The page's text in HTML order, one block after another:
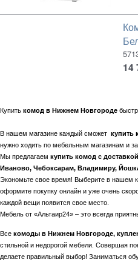
14
Купить комод в Нижнем Новгороде
В нашем магазине каждый сможет купить
нужно ходить по мебельным магазинам и
Мы предлагаем купить комод с
Иваново, Чебоксарам, Владимиру,
Экономьте свое время! Выберите в нашем
оформите покупку онлайн и уже очень
каждой вещи появится свое место.
Мебель от «Альтаир24» – это всегда
Все комоды в Нижнем Новгороде,
стильной и недорогой мебели. Совершая
делаете правильный выбор! Заниматься